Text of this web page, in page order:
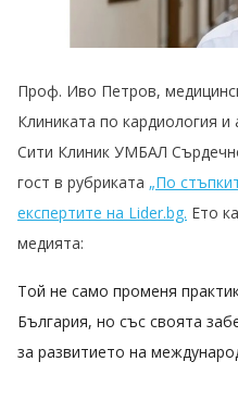
Проф. Иво Петров,
Клиниката по кардиология
Сити Клиник УМБАЛ
гост в рубриката „По
експертите на Lider.bg. Ето
медията:
Той не само променя
България, но със своята
за развитието на